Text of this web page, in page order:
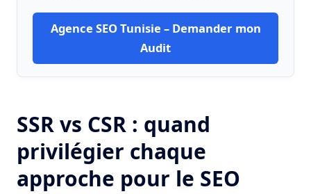
Agence SEO Tunisie – Demander mon
Audit
SSR vs CSR : quand
privilégier chaque
approche pour le SEO